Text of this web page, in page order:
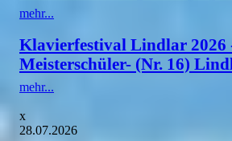
mehr...
Klavierfestival Lindlar 2026
Meisterschüler- (Nr. 16)
mehr...
x
28.07.2026